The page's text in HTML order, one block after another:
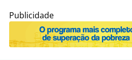
Publicidade